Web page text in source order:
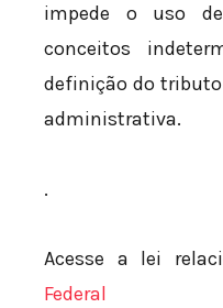
impede o uso
conceitos
definição do
administrativa.
.
Acesse a lei
Federal